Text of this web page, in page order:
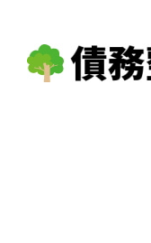
債務整理体験談